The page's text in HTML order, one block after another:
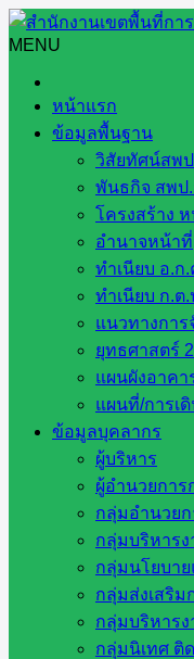
Skip
to
content
MENU
หน้าแรก
ข้อมูลพื้นฐาน
วิสัยทัศน์สพป
พันธกิจ สพป.
โครงสร้าง
อำนาจหน้าที่
ทำเนียบ อ.ก
ทำเนียบ ก.ต
แนวทางการ
ยุทธศาสตร์
แผนผังอาคา
แผนที่/การเ
ข้อมูลบุคลากร
ผู้บริหาร
ผู้อำนวยการ
กลุ่มอำนวยก
กลุ่มบริหาร
กลุ่มนโยบา
กลุ่มส่งเสริม
กลุ่มบริหาร
กลุ่มนิเทศ ติ
Search
กฎหมายแล
อุทาหรณ์กรณีค
เดือนธันวาคม
ธันวาคม 3, 2025
บทความทางกฏหม
อุทาหรณ์กรณีค
เดือนพฤศจิกาย